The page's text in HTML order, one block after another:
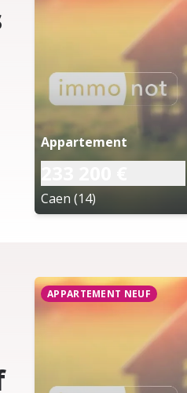
Appartement
Caen (14)
APPARTEMENT NEUF